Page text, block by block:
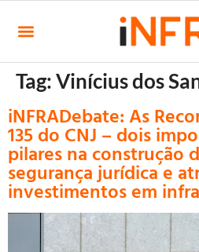
Tag:Vinícius dos
iNFRADebate: As
135 do CNJ – dois
pilares na construção
segurança jurídica e
investimentos em